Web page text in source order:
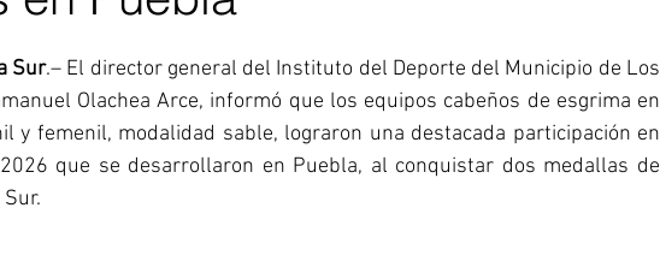
Sur.– El director general del Instituto del Deporte del Municipio de Los
Olachea Arce, informó que los equipos cabeños de esgrima en
y femenil, modalidad sable, lograron una destacada participación en
2026 que se desarrollaron en Puebla, al conquistar dos medallas de